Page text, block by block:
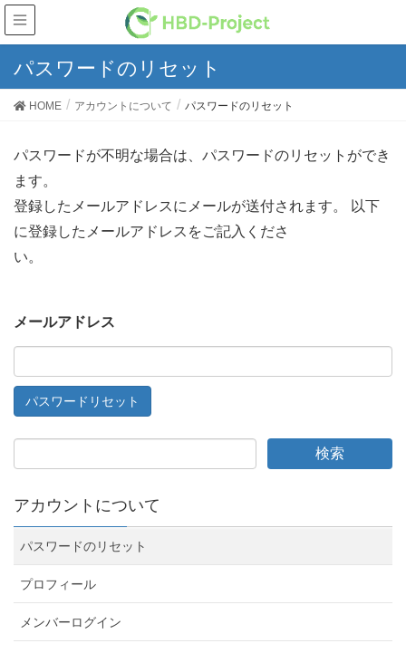
パスワードのリセット
HOME アカウントについて パスワードのリセット
パスワードが不明な場合は、パスワードのリセットができ
ます。
登録したメールアドレスにメールが送付されます。 以下
に登録したメールアドレスをご記入くださ
い。
メールアドレス
アカウントについて
パスワードのリセット
プロフィール
メンバーログイン